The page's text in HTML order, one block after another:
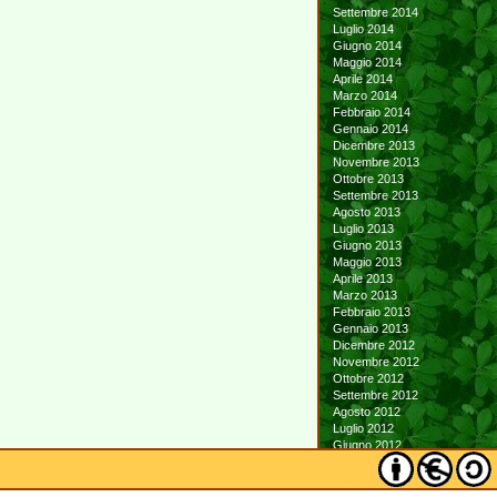
Settembre 2014
Luglio 2014
Giugno 2014
Maggio 2014
Aprile 2014
Marzo 2014
Febbraio 2014
Gennaio 2014
Dicembre 2013
Novembre 2013
Ottobre 2013
Settembre 2013
Agosto 2013
Luglio 2013
Giugno 2013
Maggio 2013
Aprile 2013
Marzo 2013
Febbraio 2013
Gennaio 2013
Dicembre 2012
Novembre 2012
Ottobre 2012
Settembre 2012
Agosto 2012
Luglio 2012
Giugno 2012
Maggio 2012
Aprile 2012